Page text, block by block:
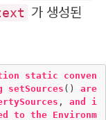
가 생성된
static
conven
setSources () are
, and
i
to the Environm